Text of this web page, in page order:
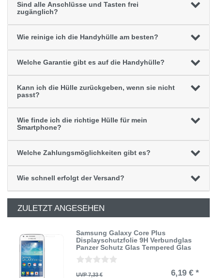
Sind alle Anschlüsse und Tasten frei
zugänglich?
Wie reinige ich die Handyhülle am besten?
Welche Garantie gibt es auf die Handyhülle?
Kann ich die Hülle zurückgeben, wenn sie nicht
passt?
Wie finde ich die richtige Hülle für mein
Smartphone?
Welche Zahlungsmöglichkeiten gibt es?
Wie schnell erfolgt der Versand?
ZULETZT ANGESEHEN
Samsung Galaxy Core Plus
Displayschutzfolie 9H Verbundglas
Panzer Schutz Glas Tempered Glas
UVP 7,33 € 6,19 € *